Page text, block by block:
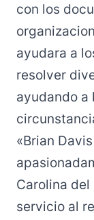
con los
ayudara a
resolver
ayudando a
«Brian
Carolina
servicio al